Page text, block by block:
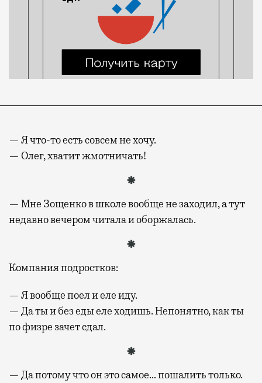
— Я что-то есть совсем не хочу.
— Олег, хватит жмотничать!
— Мне Зощенко в школе вообще не заходил, а тут
недавно вечером читала и оборжалась.
Компания подростков:
— Я вообще поел и еле иду.
— Да ты и без еды еле ходишь. Непонятно, как ты
по физре зачет сдал.
— Да потому что он это самое… пошалить только.